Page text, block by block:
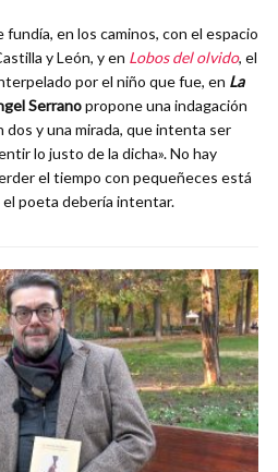
en los caminos, con el espacio
y León, y en Lobos del olvido, el
por el niño que fue, en La
Serranopropone una indagación
dos y una mirada, que intenta ser
lo justo de la dicha». No hay
el tiempo con pequeñeces está
poeta debería intentar.